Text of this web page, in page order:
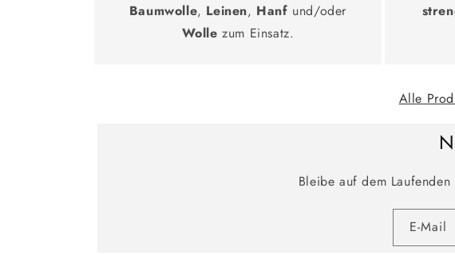
Baumwolle, Leinen, Hanf und/oder
Wolle zum Einsatz.
Alle
Bleibe auf dem
E-Mail